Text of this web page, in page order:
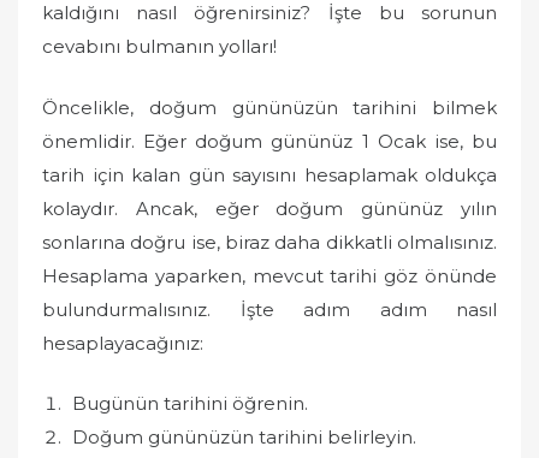
kaldığını nasıl öğrenirsiniz? İşte bu sorunun
cevabını bulmanın yolları!
Öncelikle, doğum gününüzün tarihini bilmek
önemlidir. Eğer doğum gününüz 1 Ocak ise, bu
tarih için kalan gün sayısını hesaplamak oldukça
kolaydır. Ancak, eğer doğum gününüz yılın
sonlarına doğru ise, biraz daha dikkatli olmalısınız.
Hesaplama yaparken, mevcut tarihi göz önünde
bulundurmalısınız. İşte adım adım nasıl
hesaplayacağınız:
Bugünün tarihini öğrenin.
Doğum gününüzün tarihini belirleyin.